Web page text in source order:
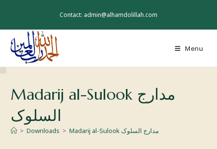
Contact: admin@alhamdolillah.com
Menu
Madarij al-Sulook مدارج
السلوک
> Downloads > Madarij al-Sulook مدارج السلوک